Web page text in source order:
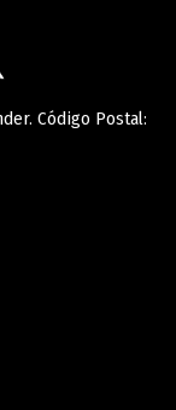
Código Postal: